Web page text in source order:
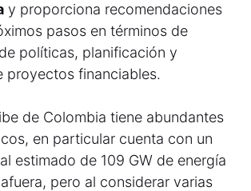
y proporciona recomendaciones
pasos en términos de
políticas, planificación y
proyectos financiables.
de Colombia tiene abundantes
en particular cuenta con un
estimado de 109 GW de energía
pero al considerar varias